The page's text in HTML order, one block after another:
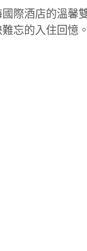
際酒店的溫馨
忘的入住回憶